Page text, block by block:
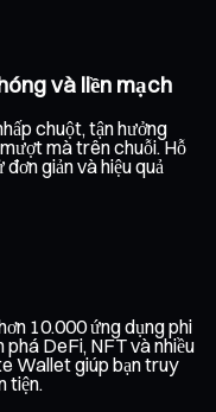
và liền mạch
chuột, tận hưởng
mà trên chuỗi. Hỗ
giản và hiệu quả
10.000 ứng dụng phi
DeFi, NFT và nhiều
Wallet giúp bạn truy
tiện.